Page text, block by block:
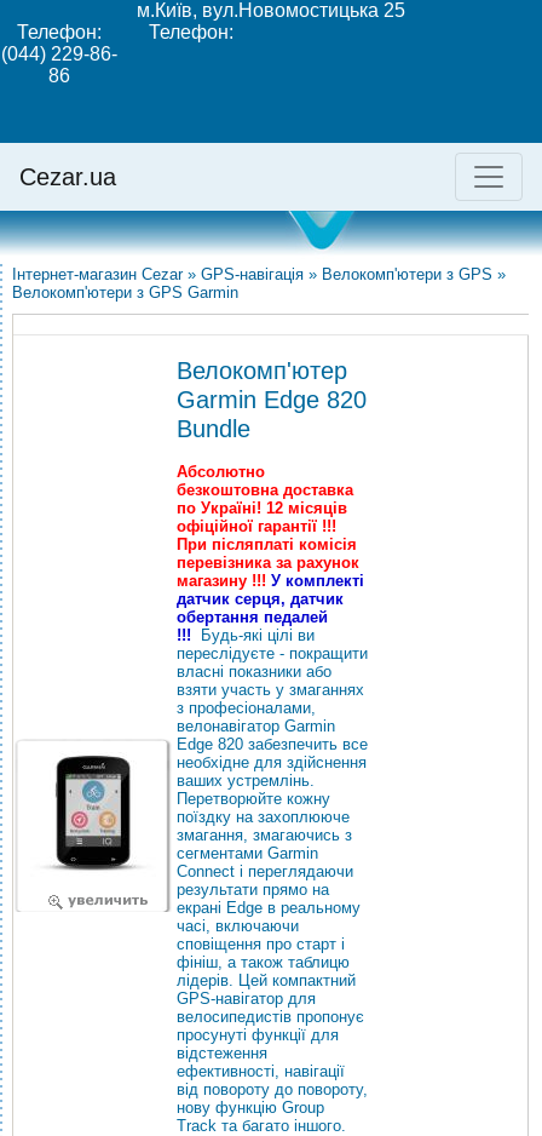
м.Київ, вул.Новомостицька 25
Телефон:
(044) 229-86-
86
Телефон:
Cezar.ua
Інтернет-магазин Cezar » GPS-навігація » Велокомп'ютери з GPS »
Велокомп'ютери з GPS Garmin
Велокомп'ютер
Garmin Edge 820
Bundle
Абсолютно
безкоштовна доставка
по Україні! 12 місяців
офіційної гарантії !!!
При післяплаті комісія
перевізника за рахунок
магазину !!! У комплекті
датчик серця, датчик
обертання педалей
!!!
Будь-які цілі ви
переслідуєте - покращити
власні показники або
взяти участь у змаганнях
з професіоналами,
велонавігатор Garmin
Edge 820 забезпечить все
необхідне для здійснення
ваших устремлінь.
Перетворюйте кожну
поїздку на захоплююче
змагання, змагаючись з
сегментами Garmin
Connect і переглядаючи
результати прямо на
екрані Edge в реальному
часі, включаючи
сповіщення про старт і
фініш, а також таблицю
лідерів. Цей компактний
GPS-навігатор для
велосипедистів пропонує
просунуті функції для
відстеження
ефективності, навігації
від повороту до повороту,
нову функцію Group
Track та багато іншого.